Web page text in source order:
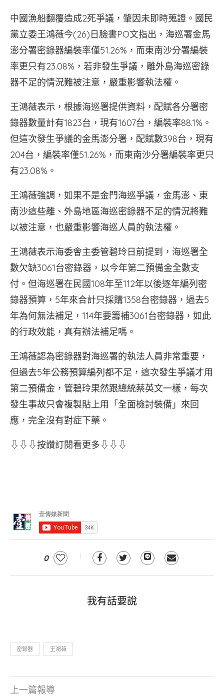
中國漁船翻覆造成2死爭議，肇因未即時蒐證。國民
黨立委王鴻薇今(26)日臉書PO文指出，海巡署金馬
澎分署密錄器編裝率僅51.26%，而東南沙分署編裝
率更只有23.08%，若非發生爭議，離外島海巡密錄
器不足的情況難被注意，嚴重影響執法權。
王鴻薇表示，根據海巡署提供資料，配賦各分署密
錄器數量計有1823台，現有1607台，編裝率88.1%。
但這次發生爭議的金馬澎分署，配賦數398台，現有
204台，編裝率僅51.26%，而東南沙分署編裝率更只
有23.08%。
王鴻薇強調，如果不是金門海巡爭議，金馬澎、東
南沙這些離、外島地區海巡密錄器不足的情況將難
以被注意，也嚴重影響海巡人員的執法權。
王鴻薇表示海委會主委管碧玲日前提到，海巡署全
數欠缺3061台密錄器，以今年第二預備金全數支
付。但海巡署在民國108年至112年以後逐年編列密
錄器預算，5年來合計只採購1358台密錄器，過去5
年為何無法補足，114年要籌補3061台密錄器，如此
的行政效能，真有辦法補足嗎。
王鴻薇認為密錄器對海巡署的執法人員非常重要，
但過去5年公務預算編列都不足，這次發生爭議才用
第二預備金，管碧玲果然跟總統蔡英文一樣，每次
發生事故只會複製貼上用「全面檢討裝備」來回
應，完全沒有對症下藥。
⇩⇩⇩按讚訂閱看更多⇩⇩⇩
0
我有話要說
密錄器 王鴻薇
上一篇報導